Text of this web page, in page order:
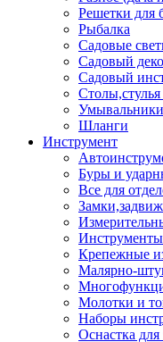
Решетки для
Рыбалка
Садовые
Садовый
Садовый
Умывальники
Шланги
Инструмент
Буры и
Все для
Крепежные
Малярно-
Молотки и
Наборы
Оснастка для